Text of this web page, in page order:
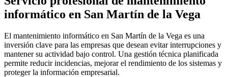
informático en San Martín de la Vega
El mantenimiento informático en San Martín de la Vega es una
inversión clave para las empresas que desean evitar interrupciones y
mantener su actividad bajo control. Una gestión técnica planificada
permite reducir incidencias, mejorar el rendimiento de los sistemas y
proteger la información empresarial.